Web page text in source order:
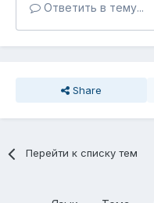
Ответить в тему...
Share
Перейти к списку тем